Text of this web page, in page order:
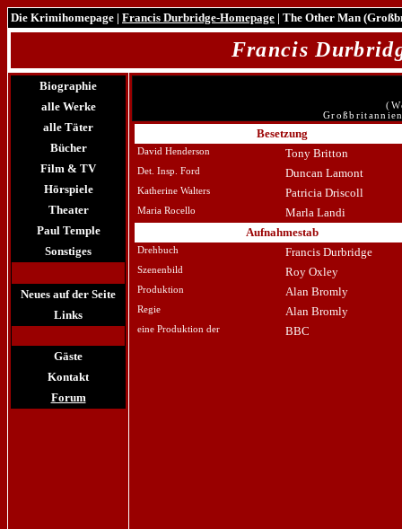
Die Krimihomepage | Francis Durbridge-Homepage | The Other Man
Francis
Biographie
alle Werke
alle Täter
Bücher
Film & TV
Hörspiele
Theater
Paul Temple
Sonstiges
Neues auf der Seite
Links
Gäste
Kontakt
Forum
Besetzung
David Henderson Tony Britton
Det. Insp. Ford Duncan Lamont
Katherine Walters Patricia Driscoll
Maria Rocello
Marla Landi
Aufnahmestab
Drehbuch Francis Durbridge
Szenenbild Roy Oxley
Produktion Alan Bromly
Regie Alan Bromly
eine Produktion der BBC